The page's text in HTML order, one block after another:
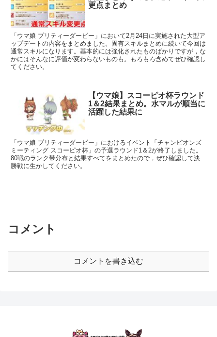
更点まとめ
「ウマ娘 プリティーダービー」において2月24日に実施された大型ア
ップデートの内容をまとめました。固有スキルまとめに続いて今回は
通常スキルになります。基本的には強化されたものばかりですが，な
かにはそんなに評価が変わらないものも。もろもろ含めてぜひ確認し
てください。
【ウマ娘】スコーピオ杯ラウンド
1＆2結果まとめ。水マルが順当に
活躍した結果に
「ウマ娘 プリティーダービー」におけるイベント「チャンピオンズ
ミーティング スコーピオ杯」の予選ラウンド1＆2が終了しました。
80戦のランク帯分布と結果すべてをまとめたので，ぜひ確認して決
勝戦に生かしてください。
コメント
コメントを書き込む